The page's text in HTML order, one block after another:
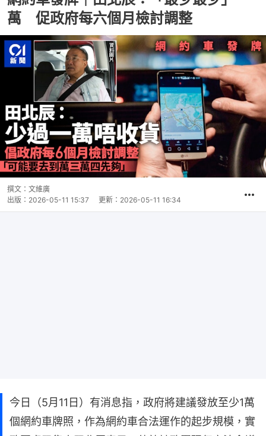
萬 促政府每六個月檢討調整
撰文： 文維廣
出版： 2026-05-11 15:37 更新： 2026-05-11 16:34
今日（5月11日）有消息指，政府將建議發放至少1萬
個網約車牌照，作為網約車合法運作的起步規模，實